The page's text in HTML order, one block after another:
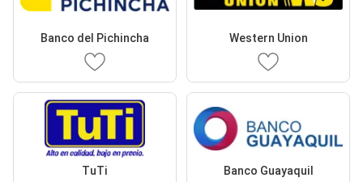
Banco del Pichincha Western Union
TuTi Banco Guayaquil